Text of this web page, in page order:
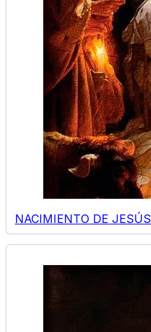
NACIMIENTO DE JESÚS